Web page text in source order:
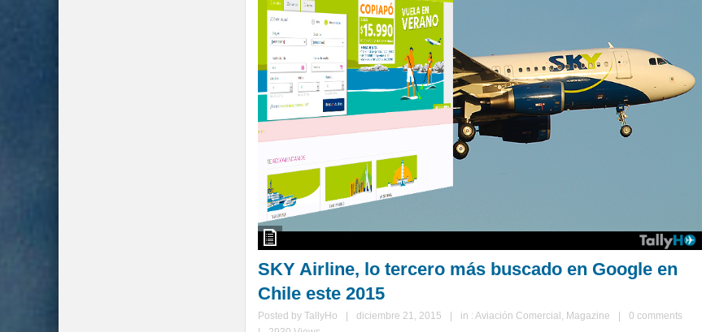
SKY Airline, lo tercero más buscado en Google en
Chile este 2015
Posted by TallyHo diciembre 21, 2015 in : Aviación Comercial , Magazine
0 comments